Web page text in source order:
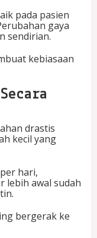
pada pasien
gaya
sendirian.
kebiasaan
drastis
kecil yang
hari,
lebih awal sudah
bergerak ke